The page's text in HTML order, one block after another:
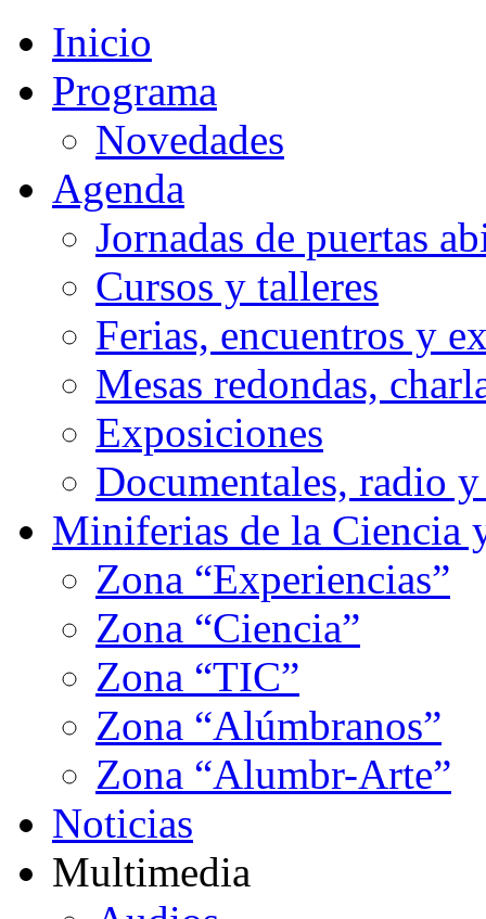
Inicio
Programa
Novedades
Agenda
Jornadas de puertas
Cursos y talleres
Ferias, encuentros y
Mesas redondas,
Exposiciones
Documentales, radio
Miniferias de la Ciencia
Zona “Experiencias”
Zona “Ciencia”
Zona “TIC”
Zona “Alúmbranos”
Zona “Alumbr-Arte”
Noticias
Multimedia